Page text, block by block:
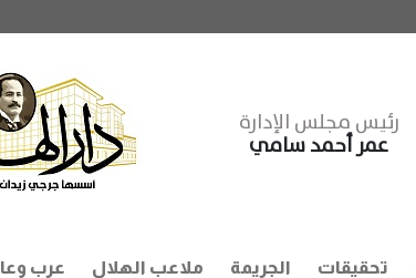
رئيس مجلس الإدارة
عمر أحمد سامي
تحقيقات الجريمة ملاعب الهلال عرب